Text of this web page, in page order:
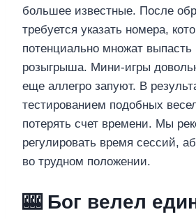
большее известные. После
требуется указать номера,
потенциально множат выпасть
розыгрыша. Мини-игры
еще аллегро запуют. В
тестированием подобных
потерять счет времени. Мы
регулировать время сессий,
во трудном положении.
🎰 Бог велел